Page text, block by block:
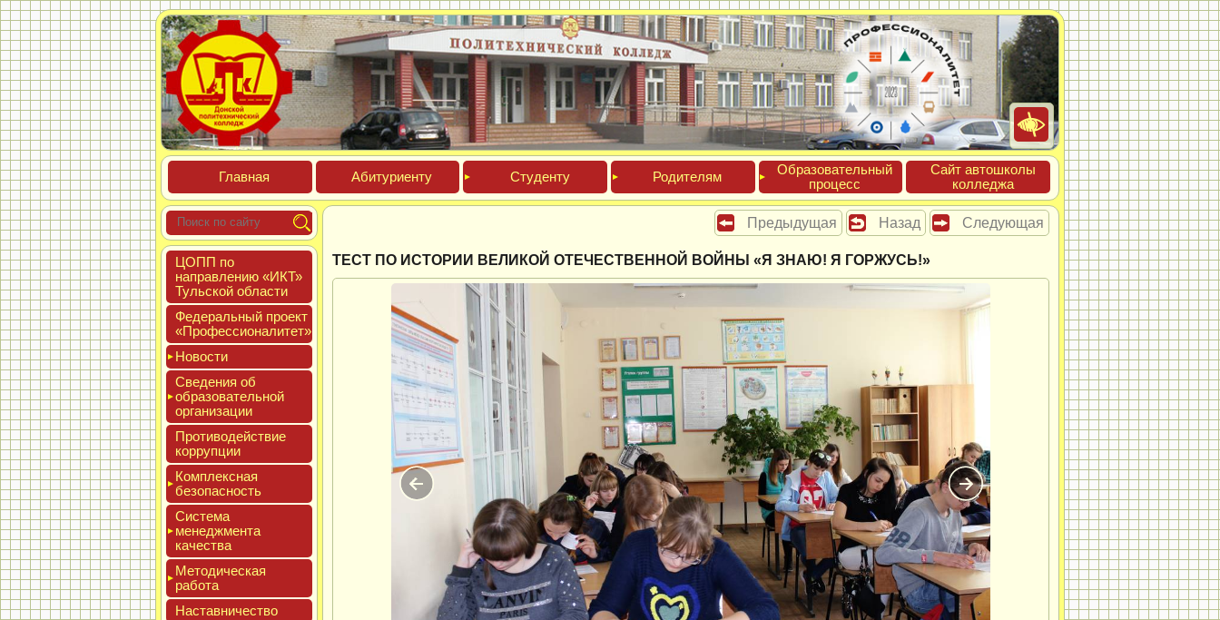
Глав­ная Аби­тури­ен­ту Сту­ден­ту Роди­телям
Обра­зова­тель­ный
про­цесс
Сайт ав­тошко­лы
кол­леджа
ЦОПП по
нап­равле­нию «ИКТ»
Туль­ской об­ласти
Феде­раль­ный про­ект
«Про­фес­си­она­литет»
Новос­ти
Све­дения об
об­ра­зова­тель­ной
ор­га­низа­ции
Про­тиво­дей­ствие
кор­рупции
Ком­плексная
бе­зопас­ность
Сис­те­ма
ме­нед­жмен­та
ка­чес­тва
Мето­дичес­кая
ра­бота
Нас­тавни­чес­тво
Предыдущая Назад Следующая
ТЕСТ ПО ИСТОРИИ ВЕЛИКОЙ ОТЕЧЕСТВЕННОЙ ВОЙНЫ «Я ЗНАЮ! Я ГОРЖУСЬ!»